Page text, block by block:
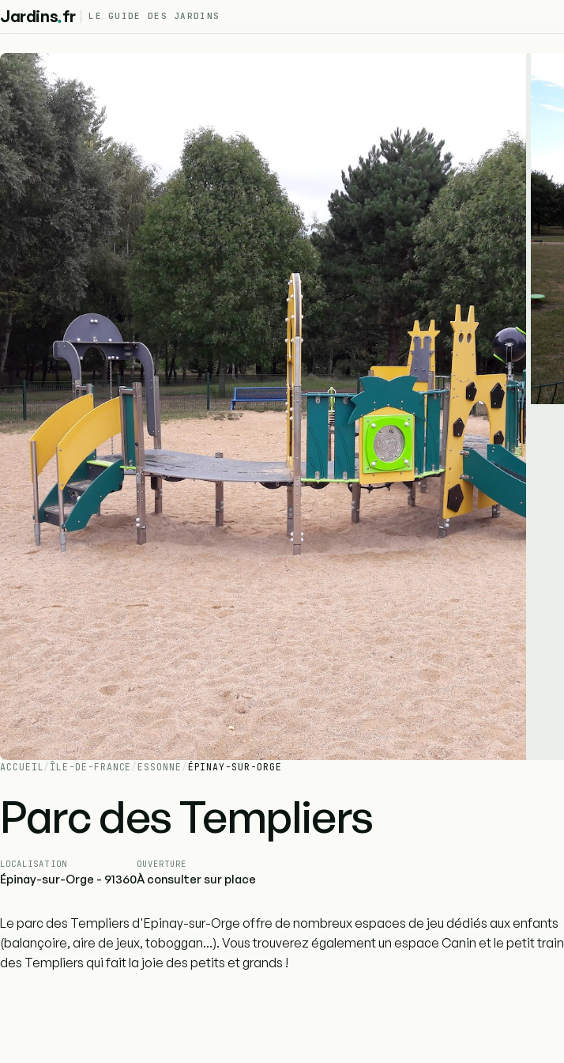
Jardins.fr LE GUIDE DES JARDINS
ACCUEIL / ÎLE-DE-FRANCE / ESSONNE / ÉPINAY-SUR-ORGE
Parc des Templiers
LOCALISATION
Épinay-sur-Orge - 91360
OUVERTURE
À consulter sur place
Le parc des Templiers d'Epinay-sur-Orge offre de nombreux espaces de jeu dédiés aux enfants
(balançoire, aire de jeux, toboggan...). Vous trouverez également un espace Canin et le petit train
des Templiers qui fait la joie des petits et grands !